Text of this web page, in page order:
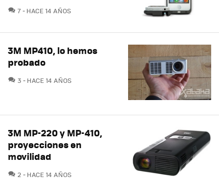
7COMENTARIOS
HACE 14 AÑOS
3M MP410, lo hemos
probado
3 COMENTARIOS
HACE 14 AÑOS
3M MP-220 y MP-410,
proyecciones en
movilidad
2 COMENTARIOS
HACE 14 AÑOS